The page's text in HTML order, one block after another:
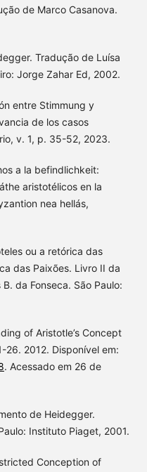
de Marco Casanova.
Tradução de Luísa
Jorge Zahar Ed, 2002.
entre Stimmung y
de los casos
v. 1, p. 35-52, 2023.
a la befindlichkeit:
aristotélicos en la
nea hellás,
ou a retórica das
das Paixões. Livro II da
da Fonseca. São Paulo:
of Aristotle’s Concept
26. 2012. Disponível em:
. Acessado em 26 de
de Heidegger.
Instituto Piaget, 2001.
Conception of